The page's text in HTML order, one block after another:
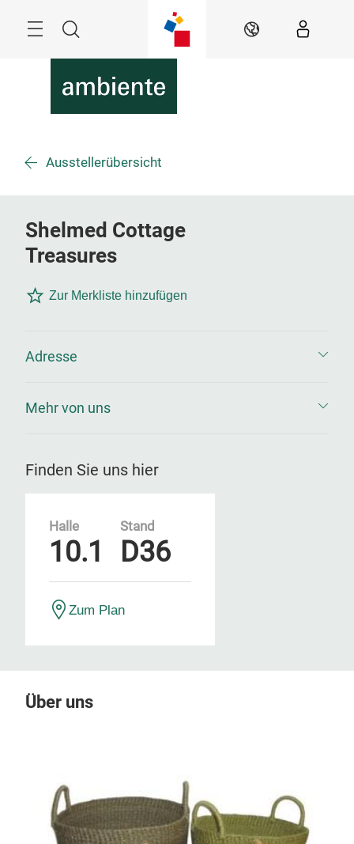
Suche DE
Ausstellerübersicht
Shelmed Cottage
Treasures
Zur Merkliste hinzufügen
Adresse
Mehr von uns
Finden Sie uns hier
Halle
10.1
Stand
D36
Zum Plan
Über uns